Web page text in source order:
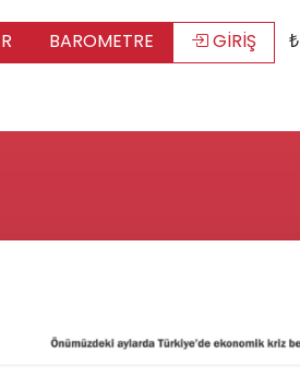
BAROMETRE GİRİŞ ₺